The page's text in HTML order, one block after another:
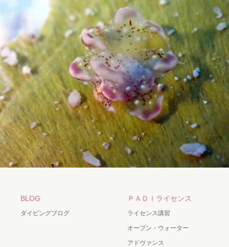
BLOG
ダイビングブログ
ＰＡＤＩライセンス
ライセンス講習
オープン・ウォーター
アドヴァンス